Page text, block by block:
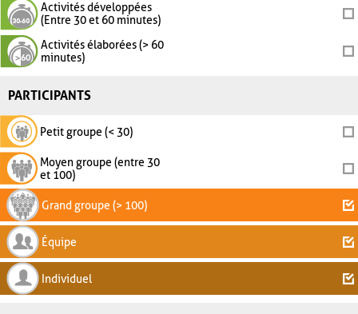
Activités développées
(Entre 30 et 60 minutes)
Activités élaborées (> 60
minutes)
PARTICIPANTS
Petit groupe (< 30)
Moyen groupe (entre 30
et 100)
Grand groupe (> 100)
Équipe
Individuel